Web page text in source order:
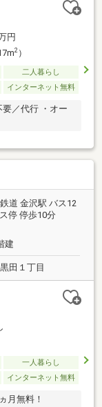
円
2）
二人暮らし
インターネット無料
／代行 ・オー
道 金沢駅 バス12
停 停歩10分
建
田１丁目
一人暮らし
インターネット無料
月無料！